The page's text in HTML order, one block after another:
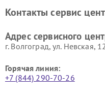
Контакты сервис
Адрес сервисного
г. Волгоград, ул. Невская,
Горячая линия:
+7 (844) 290-70-26